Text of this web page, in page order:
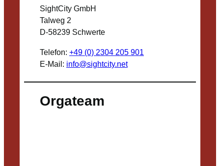
SightCity GmbH
Talweg 2
D-58239 Schwerte
Telefon: +49 (0) 2304 205 901
E-Mail: info@sightcity.net
Orgateam